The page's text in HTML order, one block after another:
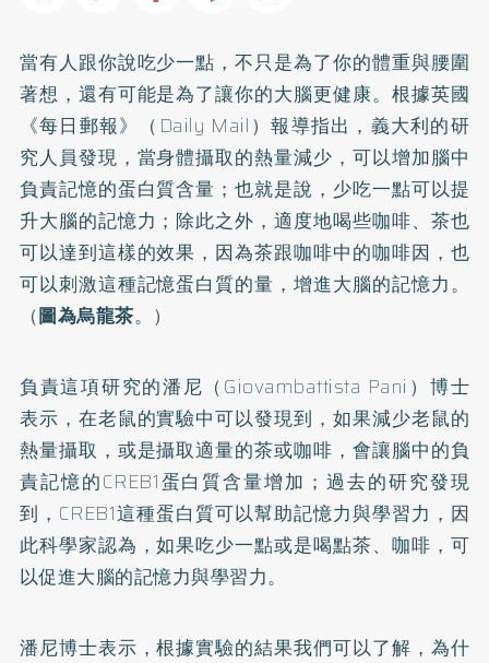
當有人跟你說吃少一點，不只是為了你的體重與腰圍
著想，還有可能是為了讓你的大腦更健康。根據英國
《每日郵報》（Daily Mail）報導指出，義大利的研
究人員發現，當身體攝取的熱量減少，可以增加腦中
負責記憶的蛋白質含量；也就是說，少吃一點可以提
升大腦的記憶力；除此之外，適度地喝些咖啡、茶也
可以達到這樣的效果，因為茶跟咖啡中的咖啡因 ，也
可以刺激這種記憶蛋白質的量，增進大腦的記憶力。
（圖為烏龍茶。）
負責這項研究的潘尼（Giovambattista Pani）博士
表示，在老鼠的實驗中可以發現到，如果減少老鼠的
熱量攝取，或是攝取適量的茶或咖啡，會讓腦中的負
責記憶的CREB1蛋白質含量增加；過去的研究發現
到，CREB1這種蛋白質可以幫助記憶力與學習力，因
此科學家認為，如果吃少一點或是喝點茶、咖啡，可
以促進大腦的記憶力與學習力。
潘尼博士表示，根據實驗的結果我們可以了解，為什